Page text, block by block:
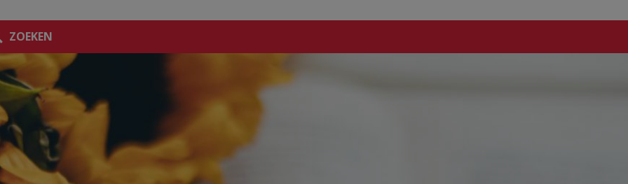
ZOEKEN